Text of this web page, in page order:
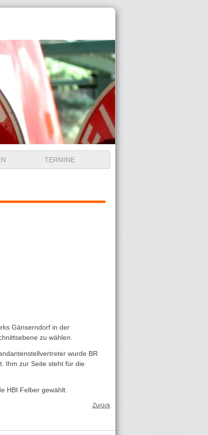
TERMINE
Gänserndorf in der
zu wählen.
wurde BR
Ihm zur Seite steht für die
HBI Felber gewählt.
Zurück